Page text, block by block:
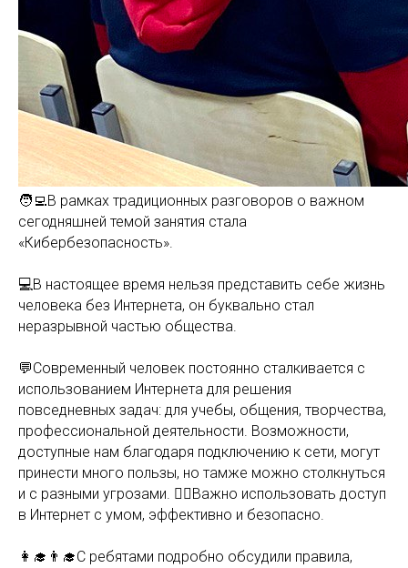
🧑‍💻В рамках традиционных разговоров о важном
сегодняшней темой занятия стала
«Кибербезопасность».
💻В настоящее время нельзя представить себе жизнь
человека без Интернета, он буквально стал
неразрывной частью общества.
💬Современный человек постоянно сталкивается с
использованием Интернета для решения
повседневных задач: для учебы, общения, творчества,
профессиональной деятельности. Возможности,
доступные нам благодаря подключению к сети, могут
принести много пользы, но тамже можно столкнуться
и с разными угрозами. ☝🏻Важно использовать доступ
в Интернет с умом, эффективно и безопасно.
👩‍🎓👨‍🎓С ребятами подробно обсудили правила,